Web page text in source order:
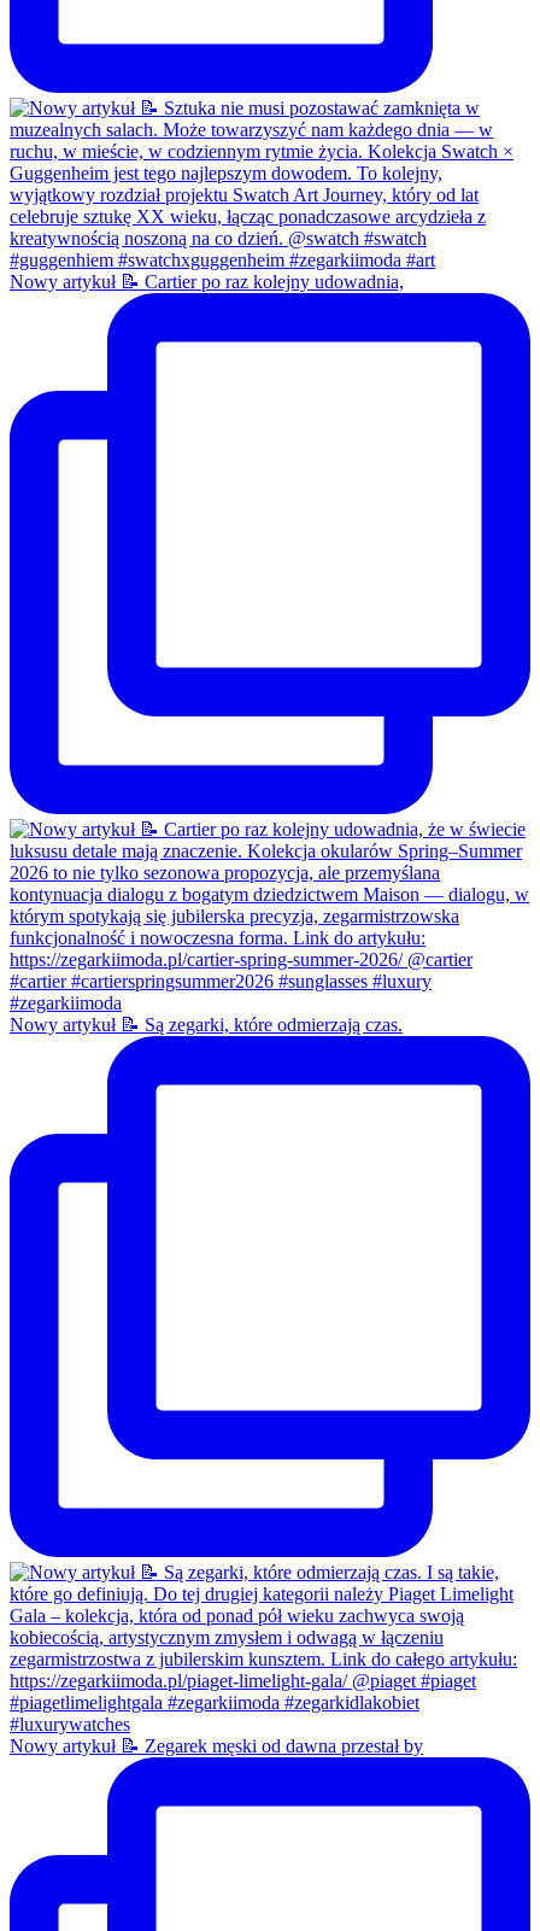
Nowy artykuł 📝 Cartier po raz kolejny udowadnia,
Nowy artykuł 📝 Są zegarki, które odmierzają czas.
Nowy artykuł 📝 Zegarek męski od dawna przestał by